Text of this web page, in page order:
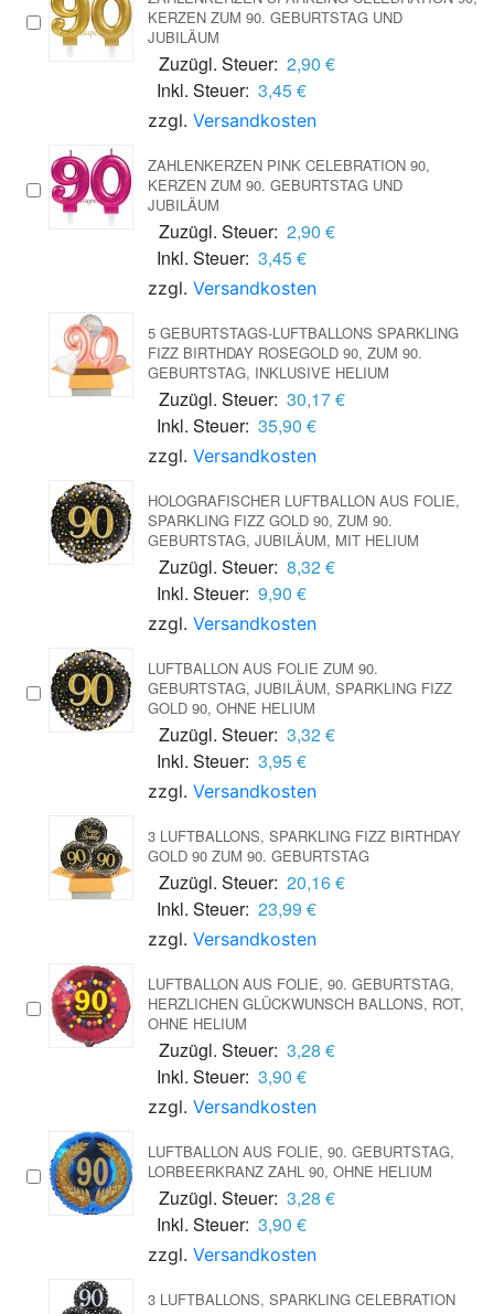
KERZEN ZUM 90. GEBURTSTAG UND
JUBILÄUM
Zuzügl. Steuer: 2,90 €
Inkl. Steuer: 3,45 €
zzgl. Versandkosten
ZAHLENKERZEN PINK CELEBRATION 90,
KERZEN ZUM 90. GEBURTSTAG UND
JUBILÄUM
Zuzügl. Steuer: 2,90 €
Inkl. Steuer: 3,45 €
zzgl. Versandkosten
5 GEBURTSTAGS-LUFTBALLONS SPARKLING
FIZZ BIRTHDAY ROSEGOLD 90, ZUM 90.
GEBURTSTAG, INKLUSIVE HELIUM
Zuzügl. Steuer: 30,17 €
Inkl. Steuer: 35,90 €
zzgl. Versandkosten
HOLOGRAFISCHER LUFTBALLON AUS FOLIE,
SPARKLING FIZZ GOLD 90, ZUM 90.
GEBURTSTAG, JUBILÄUM, MIT HELIUM
Zuzügl. Steuer: 8,32 €
Inkl. Steuer: 9,90 €
zzgl. Versandkosten
LUFTBALLON AUS FOLIE ZUM 90.
GEBURTSTAG, JUBILÄUM, SPARKLING FIZZ
GOLD 90, OHNE HELIUM
Zuzügl. Steuer: 3,32 €
Inkl. Steuer: 3,95 €
zzgl. Versandkosten
3 LUFTBALLONS, SPARKLING FIZZ BIRTHDAY
GOLD 90 ZUM 90. GEBURTSTAG
Zuzügl. Steuer: 20,16 €
Inkl. Steuer: 23,99 €
zzgl. Versandkosten
LUFTBALLON AUS FOLIE, 90. GEBURTSTAG,
HERZLICHEN GLÜCKWUNSCH BALLONS, ROT,
OHNE HELIUM
Zuzügl. Steuer: 3,28 €
Inkl. Steuer: 3,90 €
zzgl. Versandkosten
LUFTBALLON AUS FOLIE, 90. GEBURTSTAG,
LORBEERKRANZ ZAHL 90, OHNE HELIUM
Zuzügl. Steuer: 3,28 €
Inkl. Steuer: 3,90 €
zzgl. Versandkosten
3 LUFTBALLONS, SPARKLING CELEBRATION